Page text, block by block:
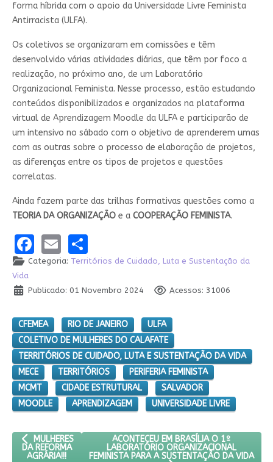
forma híbrida com o apoio da Universidade Livre Feminista
Antirracista (ULFA).
Os coletivos se organizaram em comissões e têm
desenvolvido várias atividades diárias, que têm por foco a
realização, no próximo ano, de um Laboratório
Organizacional Feminista. Nesse processo, estão estudando
conteúdos disponibilizados e organizados na plataforma
virtual de Aprendizagem Moodle da ULFA e participarão de
um intensivo no sábado com o objetivo de aprenderem umas
com as outras sobre o processo de elaboração de projetos,
as diferenças entre os tipos de projetos e questões
correlatas.
Ainda fazem parte das trilhas formativas questões como a
TEORIA DA ORGANIZAÇÃOe aCOOPERAÇÃO FEMINISTA.
Facebook
EmailShare
Categoria: Territórios de Cuidado, Luta e Sustentação da
Vida
Publicado: 01 Novembro 2024
Acessos: 31006
CFEMEA RIO DE JANEIRO
ULFA
COLETIVO DE MULHERES DO CALAFATE
TERRITÓRIOS DE CUIDADO, LUTA E SUSTENTAÇÃO DA VIDA
MECE
TERRITÓRIOS
PERIFERIA FEMINISTA
MCMT
CIDADE ESTRUTURAL
SALVADOR
MOODLE
APRENDIZAGEM UNIVERSIDADE LIVRE
ARTIGO ANTERIOR: MULHERES DA REFORMA AGRÁRIA!!!
MULHERES
DA REFORMA
AGRÁRIA!!!
PRÓXIMO ARTIGO: ACONTECEU EM
ACONTECEU EM BRASÍLIA O 1º
LABORATÓRIO ORGANIZACIONAL
FEMINISTA PARA A SUSTENTAÇÃO DA VIDA